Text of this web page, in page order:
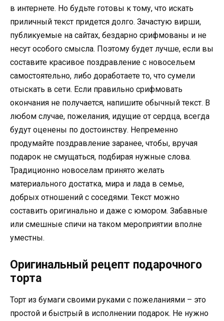
в интернете. Но будьте готовы к тому, что искать
приличный текст придется долго. Зачастую вирши,
публикуемые на сайтах, бездарно срифмованы и не
несут особого смысла. Поэтому будет лучше, если вы
составите красивое поздравление с новосельем
самостоятельно, либо доработаете то, что сумели
отыскать в сети. Если правильно срифмовать
окончания не получается, напишите обычный текст. В
любом случае, пожелания, идущие от сердца, всегда
будут оценены по достоинству. Непременно
продумайте поздравление заранее, чтобы, вручая
подарок не смущаться, подбирая нужные слова.
Традиционно новоселам принято желать
материального достатка, мира и лада в семье,
добрых отношений с соседями. Текст можно
составить оригинально и даже с юмором. Забавные
или смешные спичи на таком мероприятии вполне
уместны.
Оригинальный рецепт подарочного
торта
Торт из бумаги своими руками с пожеланиями – это
простой и быстрый в исполнении подарок. Не нужно